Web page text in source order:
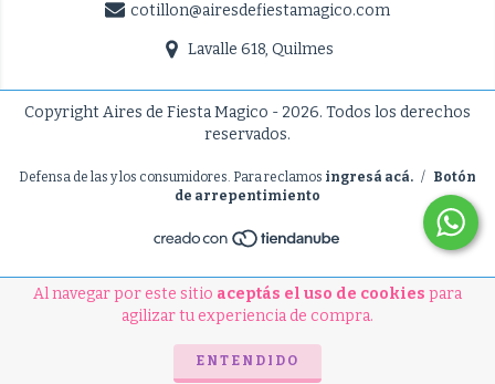
Al navegar por este sitio aceptás el uso de cookies para
agilizar tu experiencia de compra.
ENTENDIDO
cotillon@airesdefiestamagico.com
Lavalle 618, Quilmes
Copyright Aires de Fiesta Magico - 2026. Todos los derechos
reservados.
Defensa de las y los consumidores. Para reclamos ingresá acá. / Botón
de arrepentimiento